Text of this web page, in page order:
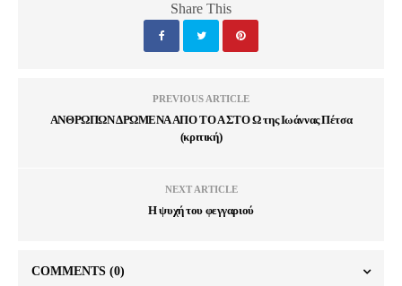
Share This
PREVIOUS ARTICLE
ΑΝΘΡΩΠΩΝ ΔΡΩΜΕΝΑ ΑΠΟ ΤΟ Α ΣΤΟ Ω της Ιωάννας Πέτσα
(κριτική)
NEXT ARTICLE
Η ψυχή του φεγγαριού
COMMENTS (0)